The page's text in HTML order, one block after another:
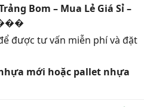
Bom – Mua Lẻ Giá Sỉ –
được tư vấn miễn phí và đặt
mới hoặc pallet nhựa